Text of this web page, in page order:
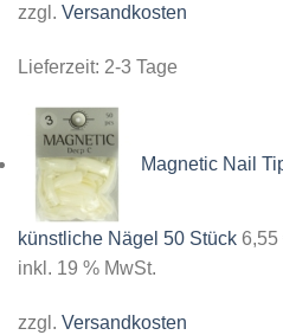
zzgl. Versandkosten
Lieferzeit: 2-3 Tage
Magnetic Nail
künstliche Nägel 50 Stück 6,55
inkl. 19 % MwSt.
zzgl. Versandkosten